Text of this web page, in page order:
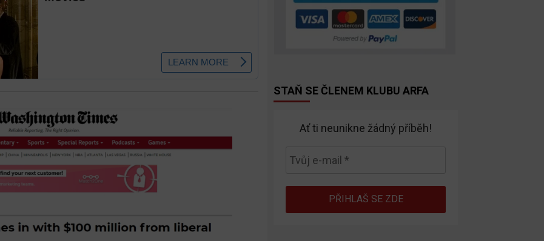
STAŇ SE ČLENEM KLUBU ARFA
Ať ti neunikne žádný příběh!